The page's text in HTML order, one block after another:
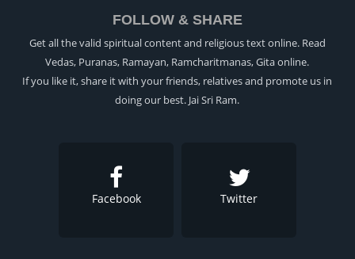
FOLLOW & SHARE
Get all the valid spiritual content and religious text online. Read
Vedas, Puranas, Ramayan, Ramcharitmanas, Gita online.
If you like it, share it with your friends, relatives and promote us in
doing our best. Jai Sri Ram.
Facebook Twitter